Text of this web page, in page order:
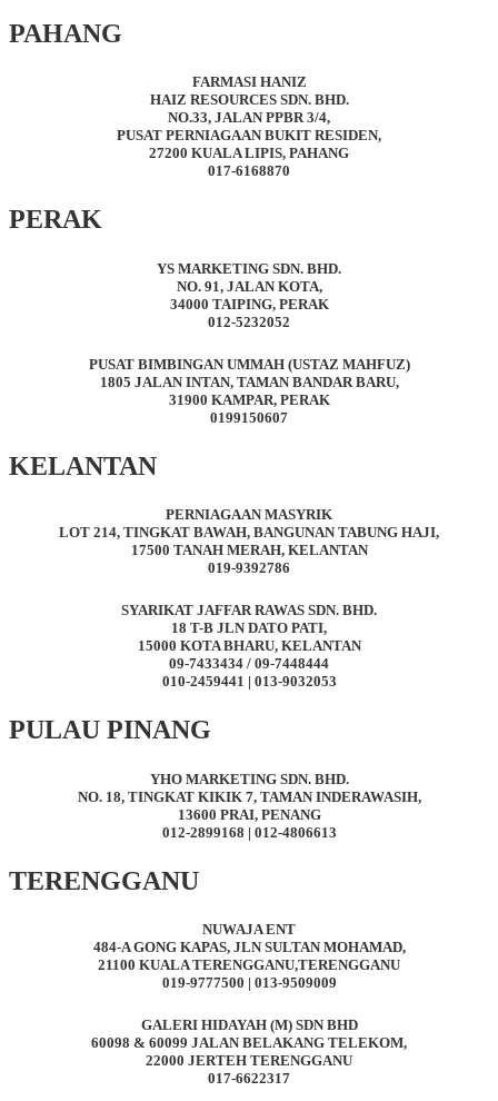
PAHANG
FARMASI HANIZ
HAIZ RESOURCES SDN. BHD.
NO.33, JALAN PPBR 3/4,
PUSAT PERNIAGAAN BUKIT RESIDEN,
27200 KUALA LIPIS, PAHANG
017-6168870
PERAK
YS MARKETING SDN. BHD.
NO. 91, JALAN KOTA,
34000 TAIPING, PERAK
012-5232052
PUSAT BIMBINGAN UMMAH (USTAZ MAHFUZ)
1805 JALAN INTAN, TAMAN BANDAR BARU,
31900 KAMPAR, PERAK
0199150607
KELANTAN
PERNIAGAAN MASYRIK
LOT 214, TINGKAT BAWAH, BANGUNAN TABUNG HAJI,
17500 TANAH MERAH, KELANTAN
019-9392786
SYARIKAT JAFFAR RAWAS SDN. BHD.
18 T-B JLN DATO PATI,
15000 KOTA BHARU, KELANTAN
09-7433434 / 09-7448444
010-2459441 | 013-9032053
PULAU PINANG
YHO MARKETING SDN. BHD.
NO. 18, TINGKAT KIKIK 7, TAMAN INDERAWASIH,
13600 PRAI, PENANG
012-2899168 | 012-4806613
TERENGGANU
NUWAJA ENT
484-A GONG KAPAS, JLN SULTAN MOHAMAD,
21100 KUALA TERENGGANU,TERENGGANU
019-9777500 | 013-9509009
GALERI HIDAYAH (M) SDN BHD
60098 & 60099 JALAN BELAKANG TELEKOM,
22000 JERTEH TERENGGANU
017-6622317